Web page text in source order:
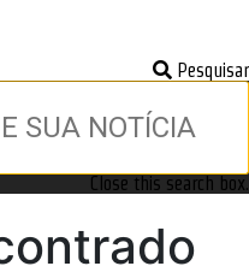
Pesquisar
Close this search box.